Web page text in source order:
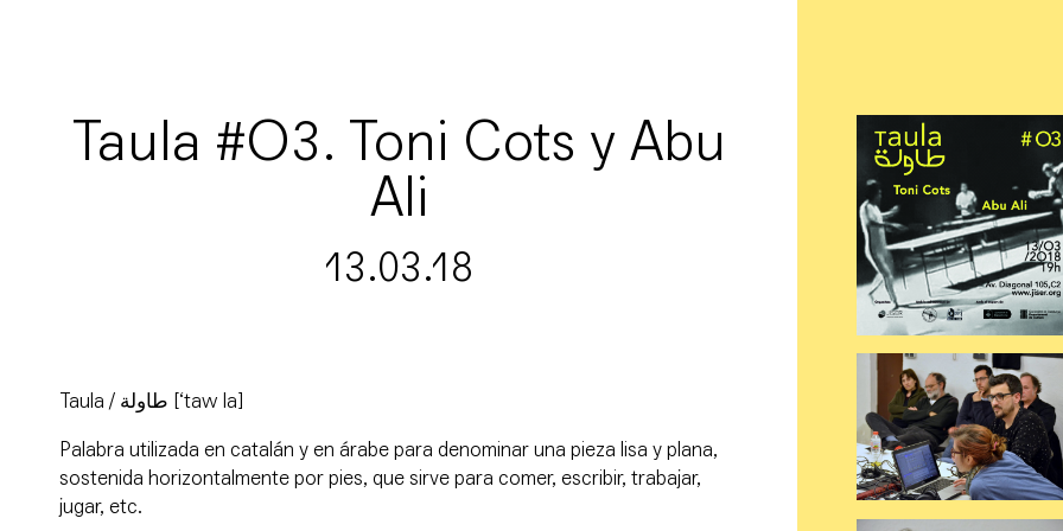
Taula #O3. Toni Cots y Abu
Ali
13.03.18
Taula / طاولة [‘taw la]
Palabra utilizada en catalán y en árabe para denominar una pieza lisa y plana,
sostenida horizontalmente por pies, que sirve para comer, escribir, trabajar,
jugar, etc.